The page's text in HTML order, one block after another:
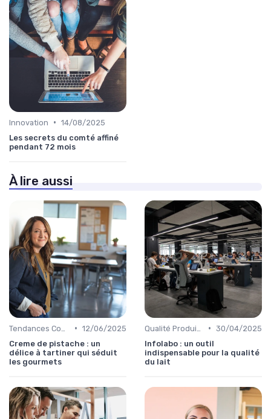
Innovation • 14/08/2025
Les secrets du comté affiné
pendant 72 mois
À lire aussi
• 12/06/2025
Creme de pistache : un
délice à tartiner qui séduit
les gourmets
• 30/04/2025
Infolabo : un outil
indispensable pour la qualité
du lait